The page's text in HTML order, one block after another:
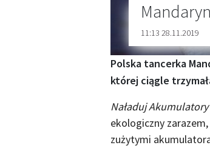
11:13 28.11.2019
Polska tancerka
której ciągle
Naładuj
ekologiczny
zużytymi